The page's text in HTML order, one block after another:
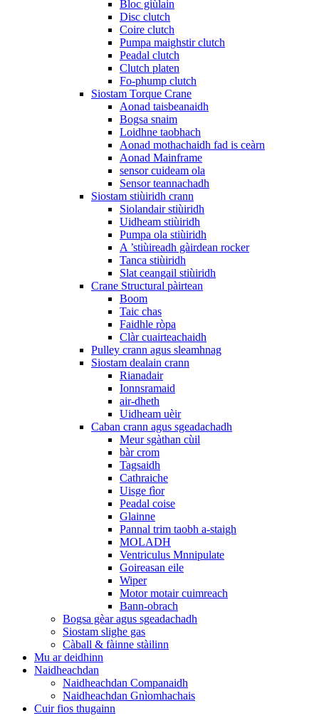
Bloc giùlain
Disc clutch
Coire clutch
Pumpa maighstir clutch
Peadal clutch
Clutch platen
Fo-phump clutch
Siostam Torque Crane
Aonad taisbeanaidh
Bogsa snaim
Loidhne taobhach
Aonad mothachaidh fad is ceàrn
Aonad Mainframe
sensor cuideam ola
Sensor teannachadh
Siostam stiùiridh crann
Siolandair stiùiridh
Uidheam stiùiridh
Pumpa ola stiùiridh
A ’stiùireadh gàirdean rocker
Tanca stiùiridh
Slat ceangail stiùiridh
Crane Structural pàirtean
Boom
Taic chas
Faidhle ròpa
Clàr cuairteachaidh
Pulley crann agus sleamhnag
Siostam dealain crann
Rianadair
Ionnsramaid
air-dheth
Uidheam uèir
Caban crann agus sgeadachadh
Meur sgàthan cùil
bàr crom
Tagsaidh
Cathraiche
Uisge fìor
Peadal coise
Glainne
Pannal trim taobh a-staigh
MOLADH
Ventriculus Mnnipulate
Goireasan eile
Wiper
Motor motair cuimreach
Bann-obrach
Bogsa gèar agus sgeadachadh
Siostam slighe gas
Càball & fàinne stàilinn
Mu ar deidhinn
Naidheachdan
Naidheachdan Companaidh
Naidheachdan Gnìomhachais
Cuir fios thugainn